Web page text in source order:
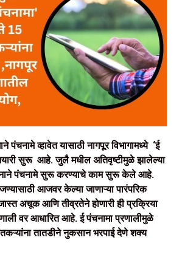
पंचनामे व्हावेत यासाठी नागपूर विभागामध्ये ‘ई
सुरू आहे. जुलै मधील अतिवृष्टीमुळे झालेल्या
पंचनामे सुरू करण्याचे काम सुरू केले आहे.
आजवर केल्या जाणाऱ्या पारंपरिक
अचूक आणि तीव्रतेने होणारी ही प्रक्रिया
वर आधारित आहे. ई पंचनामा प्रणालीमुळे
तातडीने नुकसान भरपाई देणे शक्य